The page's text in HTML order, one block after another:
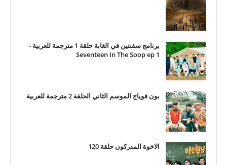
برنامج سفنتين في الغابة حلقة 1 مترجمة للعربية -
Seventeen In The Soop ep 1
بون فوياج الموسم الثاني الحلقة 2 مترجمة للعربية
الاخوة المدركون حلقة 120